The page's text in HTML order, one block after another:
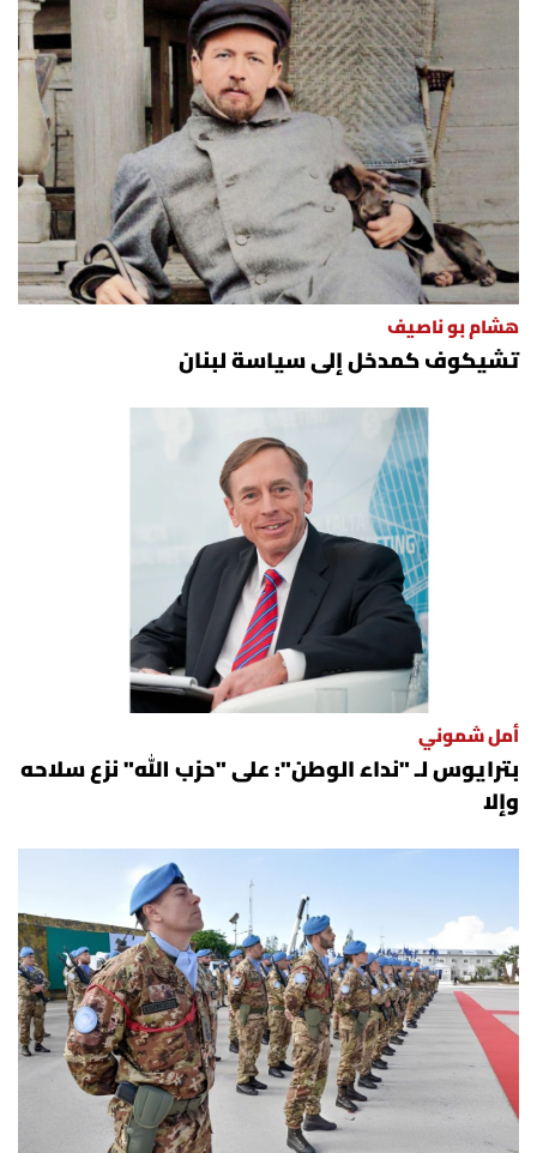
هشام بو ناصيف
تشيكوف كمدخل إلى سياسة لبنان
أمل شموني
بترايوس لـ "نداء الوطن": على "حزب الله" نزع سلاحه
وإلا